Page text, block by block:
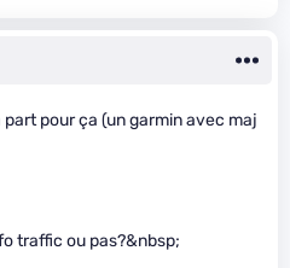
part pour ça (un garmin avec maj
traffic ou pas?&nbsp;